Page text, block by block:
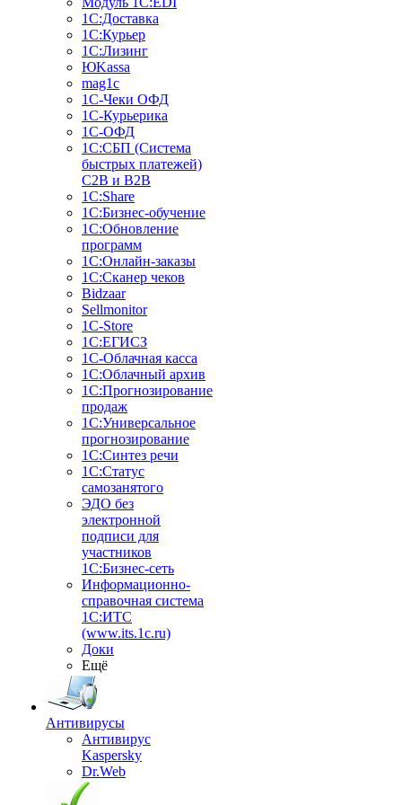
1С:Доставка
1С:Курьер
1С:Лизинг
ЮKassa
mag1c
1С-Чеки ОФД
1С-Курьерика
1С-ОФД
1С:СБП (Система
быстрых платежей)
C2B и B2B
1С:Share
1С:Бизнес-обучение
1С:Обновление
программ
1С:Онлайн-заказы
1С:Сканер чеков
Bidzaar
Sellmonitor
1C-Store
1С:ЕГИСЗ
1С-Облачная касса
1С:Облачный архив
1С:Прогнозирование
продаж
1С:Универсальное
прогнозирование
1С:Синтез речи
1С:Статус
самозанятого
ЭДО без
электронной
подписи для
участников
1С:Бизнес-сеть
Информационно-
справочная система
1С:ИТС
(www.its.1c.ru)
Доки
Ещё
Антивирусы
Антивирус
Kaspersky
Dr.Web